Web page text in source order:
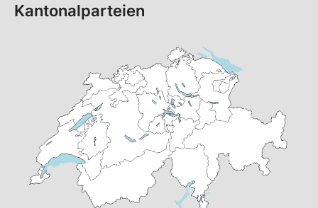
Kantonalparteien